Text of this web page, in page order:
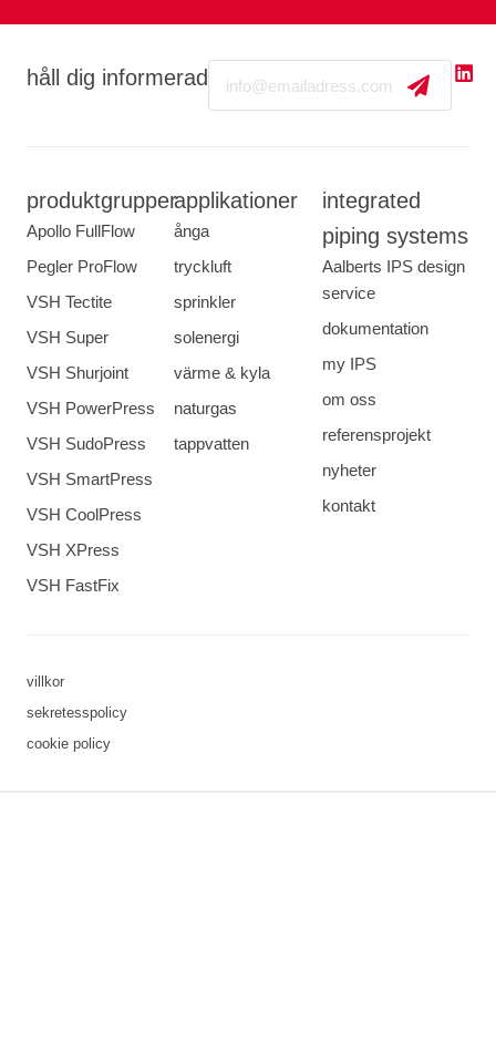
håll dig informerad
produktgrupper
Apollo FullFlow
Pegler ProFlow
VSH Tectite
VSH Super
VSH Shurjoint
VSH PowerPress
VSH SudoPress
VSH SmartPress
VSH CoolPress
VSH XPress
VSH FastFix
applikationer
ånga
tryckluft
sprinkler
solenergi
värme & kyla
naturgas
tappvatten
integrated
piping systems
Aalberts IPS design
service
dokumentation
my IPS
om oss
referensprojekt
nyheter
kontakt
villkor
sekretesspolicy
cookie policy